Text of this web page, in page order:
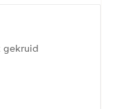
gekruid